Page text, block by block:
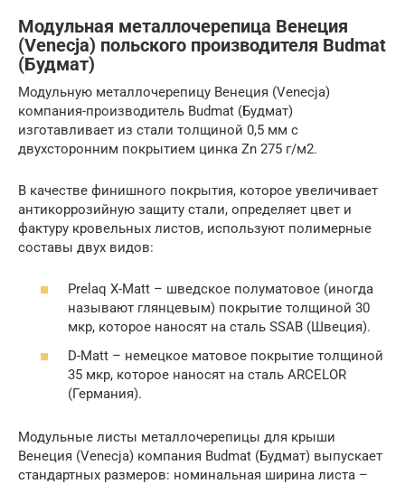
Модульная металлочерепица Венеция
(Venecja) польского производителя Budmat
(Будмат)
Модульную металлочерепицу Венеция (Venecja)
компания-производитель Budmat (Будмат)
изготавливает из стали толщиной 0,5 мм с
двухсторонним покрытием цинка Zn 275 г/м2.
В качестве финишного покрытия, которое увеличивает
антикоррозийную защиту стали, определяет цвет и
фактуру кровельных листов, используют полимерные
составы двух видов:
Prelaq X-Matt – шведское полуматовое (иногда
называют глянцевым) покрытие толщиной 30
мкр, которое наносят на сталь SSAB (Швеция).
D-Matt – немецкое матовое покрытие толщиной
35 мкр, которое наносят на сталь ARCELOR
(Германия).
Модульные листы металлочерепицы для крыши
Венеция (Venecja) компания Budmat (Будмат) выпускает
стандартных размеров: номинальная ширина листа –